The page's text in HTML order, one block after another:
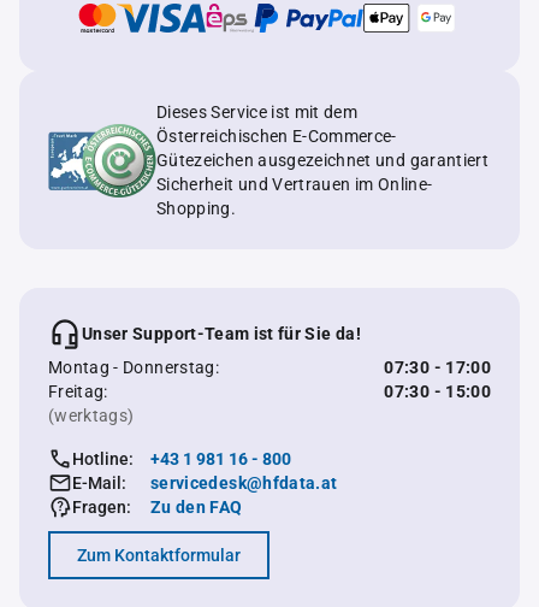
Dieses Service ist mit dem
Österreichischen E-Commerce-
Gütezeichen ausgezeichnet und garantiert
Sicherheit und Vertrauen im Online-
Shopping.
Unser Support-Team ist für Sie da!
Montag - Donnerstag:
07:30 - 17:00
Freitag:
07:30 - 15:00
(werktags)
Hotline:
+43 1 981 16 - 800
E-Mail:
servicedesk@hfdata.at
Fragen:
Zu den FAQ
Zum Kontaktformular